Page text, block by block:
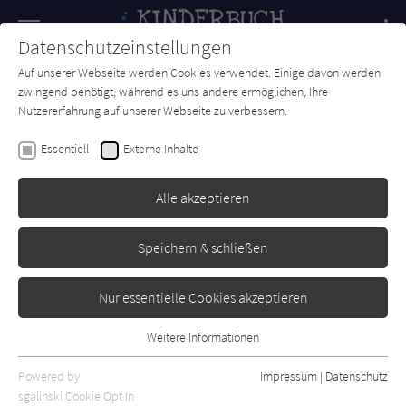
SUCHE Forum Charts Newsletter
Anne Plichota ,Cendrine Wolf
Homer Pym und der
Gefangene von Ithaka
Knesebeck
Datenschutzeinstellungen
Auf unserer Webseite werden Cookies verwendet. Einige davon werden
zwingend benötigt, während es uns andere ermöglichen, Ihre
Nutzererfahrung auf unserer Webseite zu verbessern.
Essentiell Externe Inhalte
Alle akzeptieren
Speichern & schließen
Nur essentielle Cookies akzeptieren
Essentielle Cookies werden für grundlegende Funktionen der
Webseite benötigt. Dadurch ist gewährleistet, dass die Webseite
Weitere Informationen
Powered by
sgalinski Cookie Opt In
Impressum | Datenschutz